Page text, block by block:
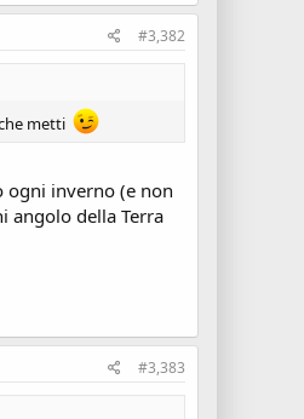
#3,382
metti
ogni inverno (e non
angolo della Terra
#3,383